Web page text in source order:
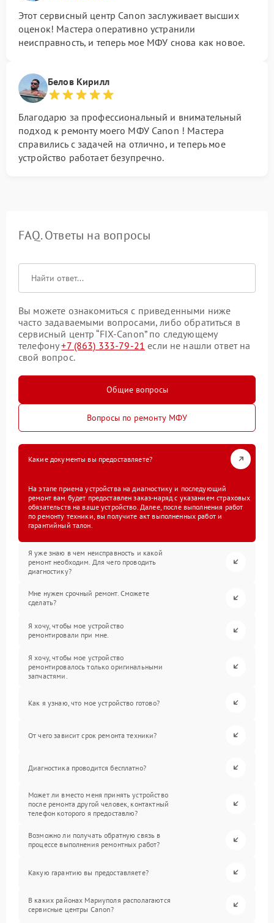
Этот сервисный центр Canon заслуживает высших
оценок! Мастера оперативно устранили
неисправность, и теперь мое МФУ снова как новое.
Белов Кирилл
Благодарю за профессиональный и внимательный
подход к ремонту моего МФУ Canon ! Мастера
справились с задачей на отлично, и теперь мое
устройство работает безупречно.
FAQ. Ответы на вопросы
Вы можете ознакомиться с приведенными ниже
часто задаваемыми вопросами, либо обратиться в
сервисный центр “FIX-Canon” по следующему
телефону+7 (863) 333-79-21 если не нашли ответ на
свой вопрос.
Общие вопросы
Вопросы по ремонту МФУ
Какие документы вы предоставляете?
На этапе приема устройства на диагностику и последующий
ремонт вам будет предоставлен заказ-наряд с указанием страховых
обязательств на ваше устройство. Далее, после выполнения работ
по ремонту техники, вы получите акт выполненных работ и
гарантийный талон.
Я уже знаю в чем неисправность и какой
ремонт необходим. Для чего проводить
диагностику?
Мне нужен срочный ремонт. Сможете
сделать?
Я хочу, чтобы мое устройство
ремонтировали при мне.
Я хочу, чтобы мое устройство
ремонтировалось только оригинальными
запчастями.
Как я узнаю, что мое устройство готово?
От чего зависит срок ремонта техники?
Диагностика проводится бесплатно?
Может ли вместо меня принять устройство
после ремонта другой человек, контактный
телефон которого я предоставлю?
Возможно ли получать обратную связь в
процессе выполнения ремонтных работ?
Какую гарантию вы предоставляете?
В каких районах Мариуполя располагаются
сервисные центры Canon?